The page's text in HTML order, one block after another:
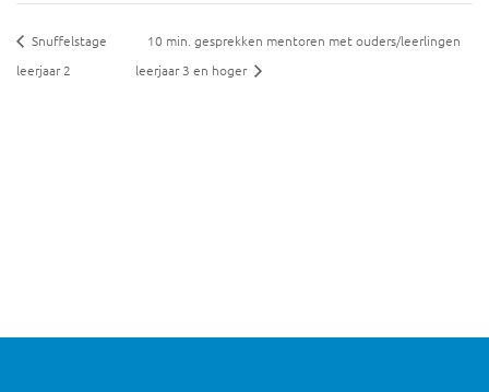
Snuffelstage
leerjaar 2
10 min. gesprekken mentoren met ouders/leerlingen
leerjaar 3 en hoger